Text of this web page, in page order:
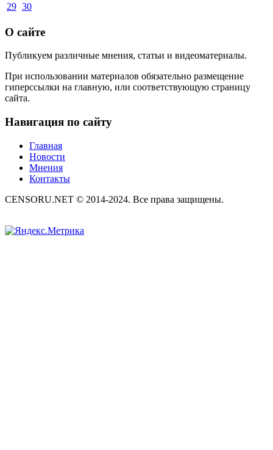
29 30
О сайте
Публикуем различные мнения, статьи и видеоматериалы.
При использовании материалов обязательно размещение
гиперссылки на главную, или соответствующую страницу
сайта.
Навигация по сайту
Главная
Новости
Мнения
Контакты
CENSORU.NET © 2014-2024. Все права защищены.